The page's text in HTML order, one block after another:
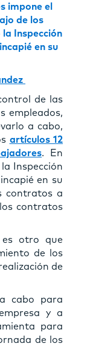
impone el
de los
Inspección
en su
de las
empleados,
a cabo,
artículos 12
. En
Inspección
en su
contratos a
contratos
otro que
de los
de
cabo para
y a
para
de los